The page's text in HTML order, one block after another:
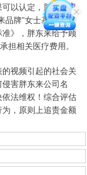
以认定，胖东来服
品牌”女士基础舒适
》，胖东来给予顾
担相关医疗费用。
视频引起的社会关
害胖东来公司名
法维权！综合评估
，原则上追责金额